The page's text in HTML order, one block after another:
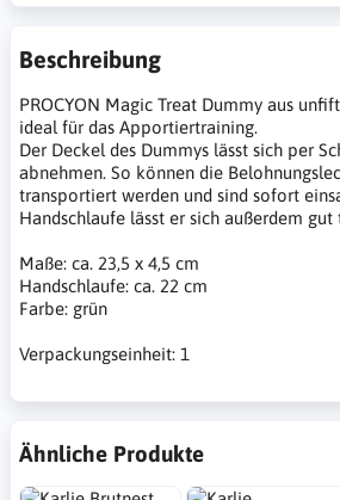
Beschreibung
PROCYON Magic Treat Dummy aus
ideal für das Apportiertraining.
Der Deckel des Dummys lässt sich per
abnehmen. So können die
transportiert werden und sind sofort
Handschlaufe lässt er sich außerdem gut
Maße: ca. 23,5 x 4,5 cm
Handschlaufe: ca. 22 cm
Farbe: grün
Verpackungseinheit: 1
Ähnliche Produkte